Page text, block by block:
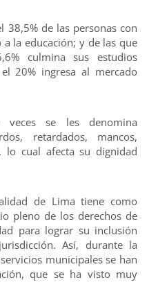
38,5% de las personas con
a la educación; y de las que
culmina sus estudios
20% ingresa al mercado
veces se les denomina
retardados, mancos,
lo cual afecta su dignidad
de Lima tiene como
pleno de los derechos de
para lograr su inclusión
Así, durante la
municipales se han
que se ha visto muy